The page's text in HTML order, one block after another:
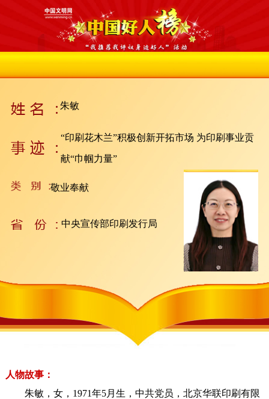
朱敏
“印刷花木兰”积极创新开拓市场 为印刷事业贡
献“巾帼力量”
敬业奉献
中央宣传部印刷发行局
人物故事：
朱敏，女，1971年5月生，中共党员，北京华联印刷有限